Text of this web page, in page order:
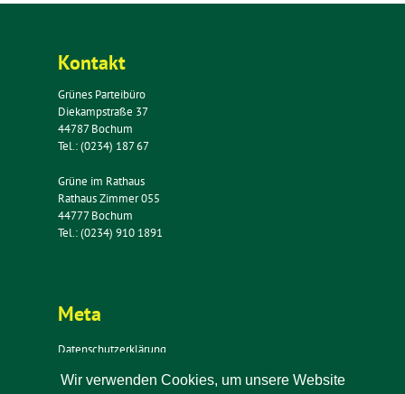
Kontakt
Grünes Parteibüro
Diekampstraße 37
44787 Bochum
Tel.: (0234) 187 67
Grüne im Rathaus
Rathaus Zimmer 055
44777 Bochum
Tel.: (0234) 910 1891
Meta
Datenschutzerklärung
Impressum
Wir verwenden Cookies, um unsere Website